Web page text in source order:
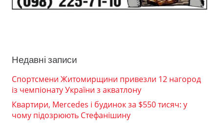
Недавні записи
Спортсмени Житомирщини привезли 12 нагород
із чемпіонату України з акватлону
Квартири, Mercedes і будинок за $550 тисяч: у
чому підозрюють Стефанішину